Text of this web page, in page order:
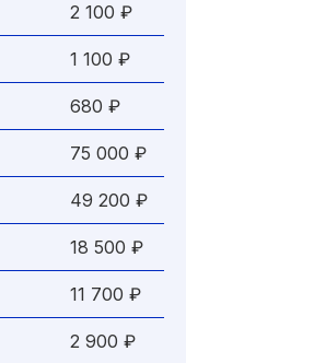
2 100 ₽
1 100 ₽
680 ₽
75 000 ₽
49 200 ₽
18 500 ₽
11 700 ₽
2 900 ₽